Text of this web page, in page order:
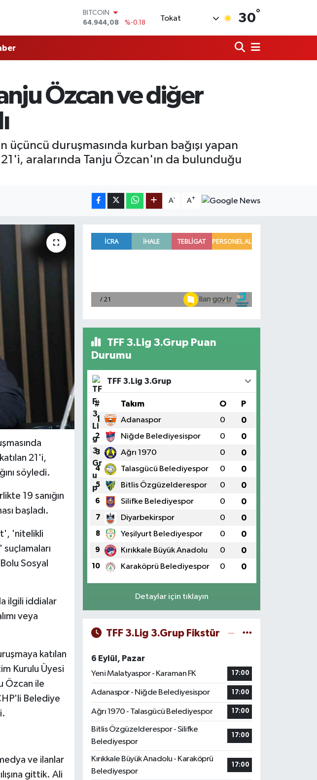
DOLAR
47,7436
%0.18
64,4811
%0.38
BİST100
13.779
%-14
Tokat 30°
Özcan ve diğer
duruşmasında kurban bağışı yapan
aralarında Tanju Özcan'ın da bulunduğu
A- A+
21'i,
söyledi.
19 sanığın
başladı.
'nitelikli
suçlamaları
Sosyal
ilgili iddialar
veya
katılan
Kurulu Üyesi
Özcan ile
Belediye
ve ilanlar
gittik. Ali
TFF 3.Lig 3.Grup Puan
Durumu
TFF 3.Lig 3.Grup
# Takım O P
1 Adanaspor 0 0
2 Niğde Belediyesispor 0 0
3 Ağrı 1970 0 0
4 Talasgücü Belediyespor 0 0
5 Bitlis Özgüzelderespor 0 0
6 Silifke Belediyespor 0 0
7 Diyarbekirspor 0 0
8 Yeşilyurt Belediyespor 0 0
9 Kırıkkale Büyük Anadolu 0 0
10 Karaköprü Belediyespor 0 0
Detaylar için tıklayın
TFF 3.Lig 3.Grup Fikstür
6 Eylül, Pazar
Yeni Malatyaspor - Karaman FK
17:00
Adanaspor - Niğde Belediyesispor 17:00
Ağrı 1970 - Talasgücü Belediyespor 17:00
Bitlis Özgüzelderespor - Silifke
Belediyespor
17:00
Kırıkkale Büyük Anadolu - Karaköprü
Belediyespor
17:00